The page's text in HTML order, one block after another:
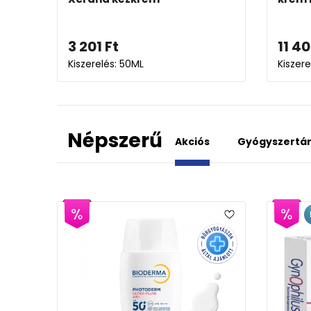
3 201 Ft
Kiszerelés: 50ML
11
Népszerű Akciós Gyógyszertár